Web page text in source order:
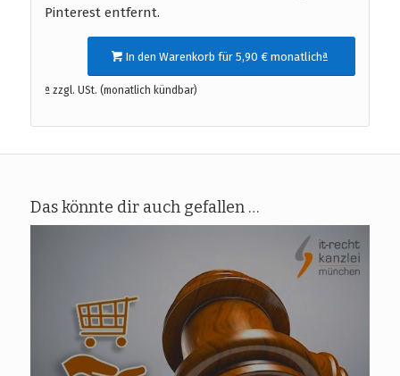
Pinterest entfernt.
In den Warenkorb für 5,90 € monatlichª
ª zzgl. USt. (monatlich kündbar)
Das könnte dir auch gefallen …